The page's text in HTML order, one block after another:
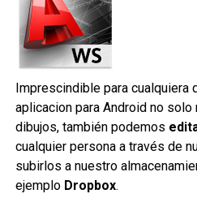
Imprescindible para cualquiera
aplicacion para Android no
dibujos, también podemos
cualquier persona a través de
subirlos a nuestro
ejemplo Dropbox.